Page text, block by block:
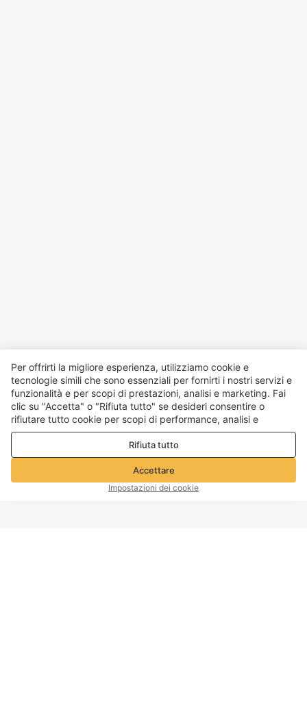
Per offrirti la migliore esperienza, utilizziamo cookie e
tecnologie simili che sono essenziali per fornirti i nostri servizi e
funzionalità e per scopi di prestazioni, analisi e marketing. Fai
clic su "Accetta" o "Rifiuta tutto" se desideri consentire o
rifiutare tutto cookie per scopi di performance, analisi e
marketing. Per maggiori dettagli consultare la nostraPolitica
Rifiuta tutto
Accettare
Impostazioni dei cookie